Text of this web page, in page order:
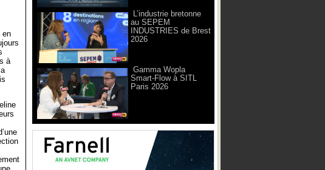
en
à
L’industrie bretonne
au SEPEM
INDUSTRIES de Brest
2026
Gamma Wopla
Smart-Flow à SITL
Paris 2026